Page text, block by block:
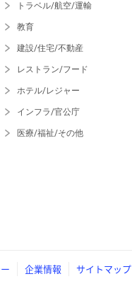
トラベル/航空/運輸
教育
建設/住宅/不動産
レストラン/フード
ホテル/レジャー
インフラ/官公庁
医療/福祉/その他
企業情報 サイトマップ